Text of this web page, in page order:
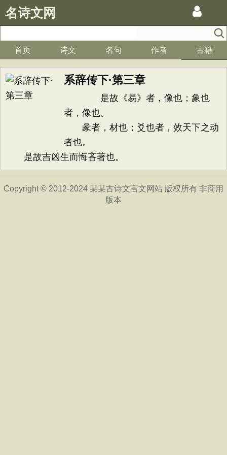
名诗文网
首页 诗文 名句 作者 古籍
系辞传下·第三章
是故《易》者，像也；象也
者，像也。
彖者，材也；爻也者，效天下之动
者也。
是故吉凶生而悔吝著也。
Copyright © 2012-2024 某某古诗文言文网站 版权所有 非商用
版本